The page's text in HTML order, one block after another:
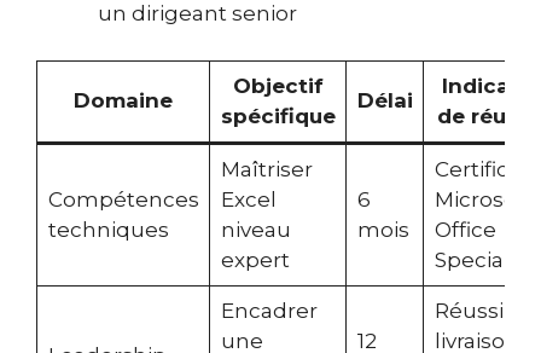
un dirigeant senior
Domaine
Objectif
spécifique
Délai
de
Compétences
techniques
Maîtriser
Excel
niveau
expert
6
mois
Microsoft
Office
Specialist
Encadrer
une
12
Réussir la
livraison